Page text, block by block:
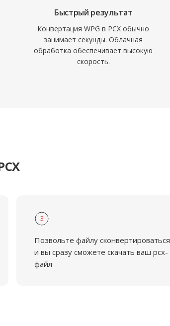
Быстрый результат
Конвертация WPG в PCX обычно
занимает секунды. Облачная
обработка обеспечивает высокую
скорость.
3
Позвольте файлу сконвертироваться
и вы сразу сможете скачать ваш pcx-
файл